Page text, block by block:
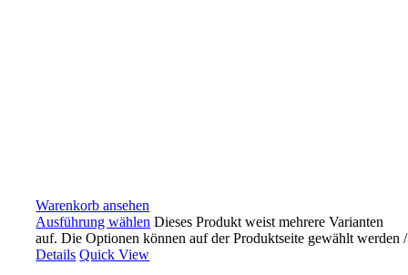
Warenkorb ansehen
Ausführung wählen Dieses Produkt weist mehrere Varianten
auf. Die Optionen können auf der Produktseite gewählt werden/
Details Quick View